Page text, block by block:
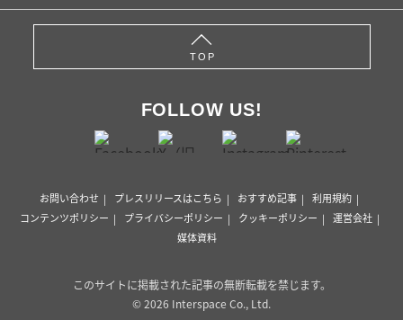
TOP
FOLLOW US!
お問い合わせ プレスリリースはこちら おすすめ記事
利用規約
コンテンツポリシー
プライバシーポリシー クッキーポリシー
運営会社
媒体資料
このサイトに掲載された記事の無断転載を禁じます。
© 2026 Interspace Co., Ltd.